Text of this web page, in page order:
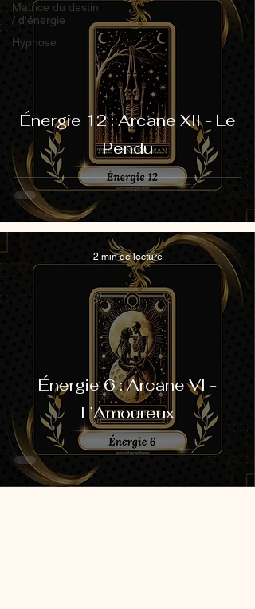
Matrice du destin
/ d'énergie
Hypnose
Énergie 12 : Arcane XII - Le
Pendu
Énergie 6 : Arcane VI -
L’Amoureux
2 min de lecture